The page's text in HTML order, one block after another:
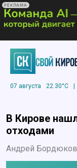
РЕКЛАМА
07 августа 22.30°C |
В Кирове
отходами
Андрей Бордюков